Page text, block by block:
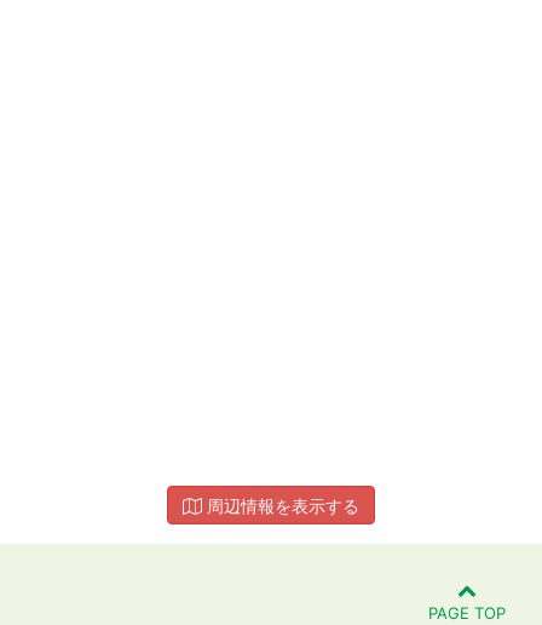
周辺情報を表示する
PAGE TOP